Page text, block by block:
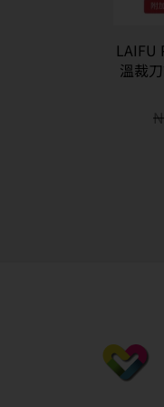
LAIFU
溫裁